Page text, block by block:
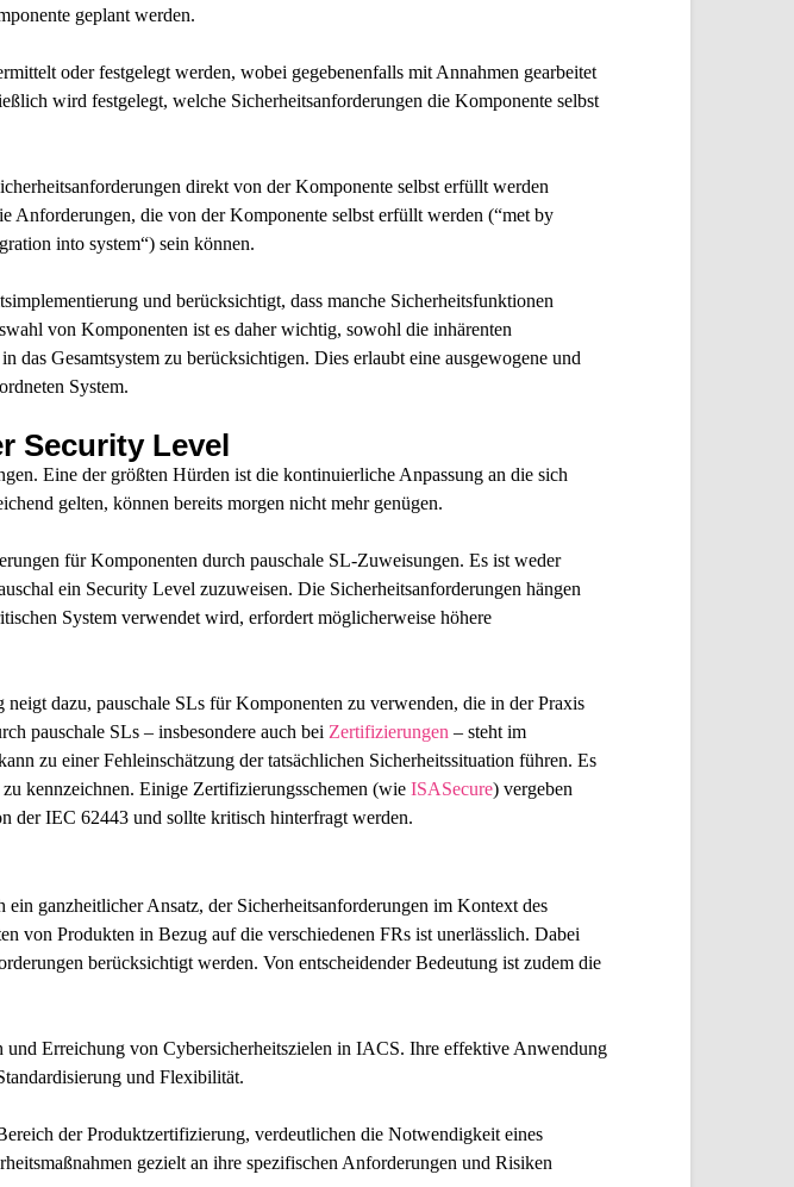
geplant werden.
oder festgelegt werden, wobei gegebenenfalls mit Annahmen gearbeitet
wird festgelegt, welche Sicherheitsanforderungen die Komponente selbst
direkt von der Komponente selbst erfüllt werden
Anforderungen, die von der Komponente selbst erfüllt werden (“met by
into system“) sein können.
und berücksichtigt, dass manche Sicherheitsfunktionen
von Komponenten ist es daher wichtig, sowohl die inhärenten
Gesamtsystem zu berücksichtigen. Dies erlaubt eine ausgewogene und
System.
Security Level
Eine der größten Hürden ist die kontinuierliche Anpassung an die sich
gelten, können bereits morgen nicht mehr genügen.
für Komponenten durch pauschale SL-Zuweisungen. Es ist weder
ein Security Level zuzuweisen. Die Sicherheitsanforderungen hängen
System verwendet wird, erfordert möglicherweise höhere
dazu, pauschale SLs für Komponenten zu verwenden, die in der Praxis
pauschale SLs – insbesondere auch bei Zertifizierungen – steht im
zu einer Fehleinschätzung der tatsächlichen Sicherheitssituation führen. Es
kennzeichnen. Einige Zertifizierungsschemen (wie ISASecure) vergeben
der IEC 62443 und sollte kritisch hinterfragt werden.
ganzheitlicher Ansatz, der Sicherheitsanforderungen im Kontext des
von Produkten in Bezug auf die verschiedenen FRs ist unerlässlich. Dabei
berücksichtigt werden. Von entscheidender Bedeutung ist zudem die
Erreichung von Cybersicherheitszielen in IACS. Ihre effektive Anwendung
und Flexibilität.
der Produktzertifizierung, verdeutlichen die Notwendigkeit eines
gezielt an ihre spezifischen Anforderungen und Risiken